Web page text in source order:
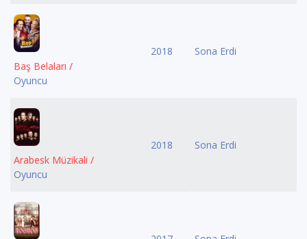
Baş Belaları /
Oyuncu
2018 Sona Erdi
Arabesk Müzikali /
Oyuncu
2018 Sona Erdi